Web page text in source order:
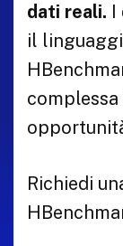
dati reali. I
il
Richiedi